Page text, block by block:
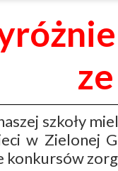
szkoły
w Zielonej
konkursów